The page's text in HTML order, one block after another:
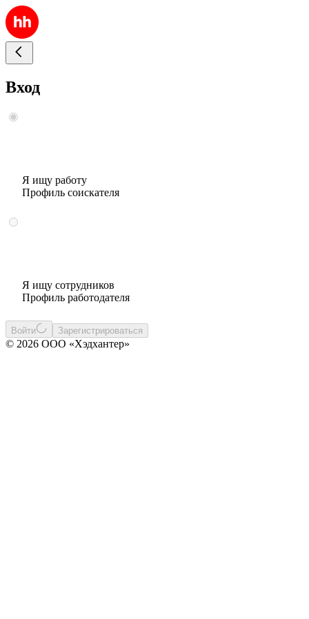
Вход
Я ищу работу
Профиль соискателя
Я ищу сотрудников
Профиль работодателя
Войти Зарегистрироваться
© 2026 ООО «Хэдхантер»